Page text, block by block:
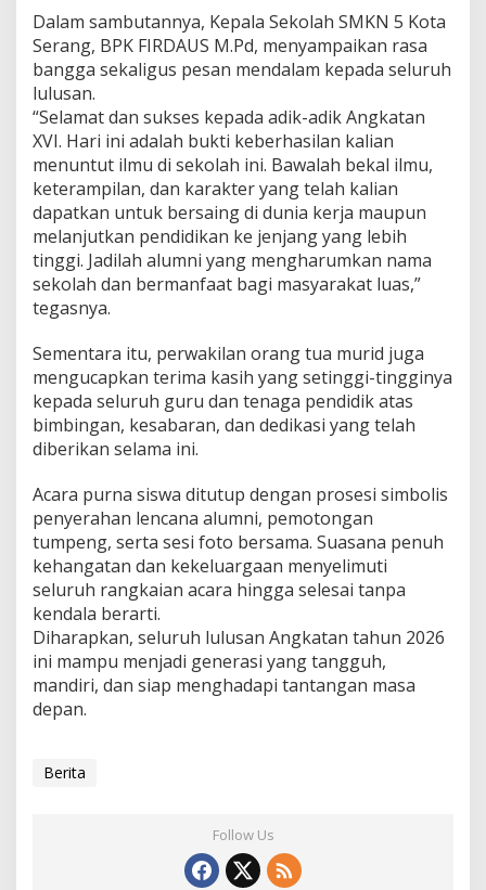
Dalam sambutannya, Kepala Sekolah SMKN 5 Kota
Serang, BPK FIRDAUS M.Pd, menyampaikan rasa
bangga sekaligus pesan mendalam kepada seluruh
lulusan.
“Selamat dan sukses kepada adik-adik Angkatan
XVI. Hari ini adalah bukti keberhasilan kalian
menuntut ilmu di sekolah ini. Bawalah bekal ilmu,
keterampilan, dan karakter yang telah kalian
dapatkan untuk bersaing di dunia kerja maupun
melanjutkan pendidikan ke jenjang yang lebih
tinggi. Jadilah alumni yang mengharumkan nama
sekolah dan bermanfaat bagi masyarakat luas,”
tegasnya.
Sementara itu, perwakilan orang tua murid juga
mengucapkan terima kasih yang setinggi-tingginya
kepada seluruh guru dan tenaga pendidik atas
bimbingan, kesabaran, dan dedikasi yang telah
diberikan selama ini.
Acara purna siswa ditutup dengan prosesi simbolis
penyerahan lencana alumni, pemotongan
tumpeng, serta sesi foto bersama. Suasana penuh
kehangatan dan kekeluargaan menyelimuti
seluruh rangkaian acara hingga selesai tanpa
kendala berarti.
Diharapkan, seluruh lulusan Angkatan tahun 2026
ini mampu menjadi generasi yang tangguh,
mandiri, dan siap menghadapi tantangan masa
depan.
Berita
Follow Us